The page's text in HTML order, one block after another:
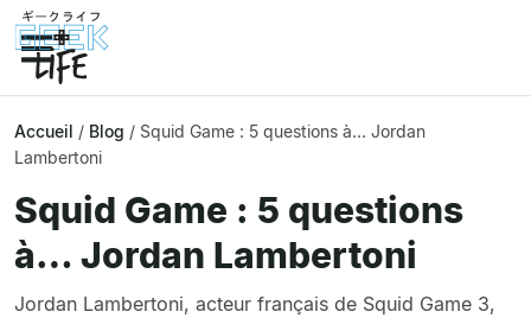
Accueil / Blog / Squid Game : 5 questions à… Jordan
Lambertoni
Squid Game : 5 questions
à… Jordan Lambertoni
Jordan Lambertoni, acteur français de Squid Game 3,